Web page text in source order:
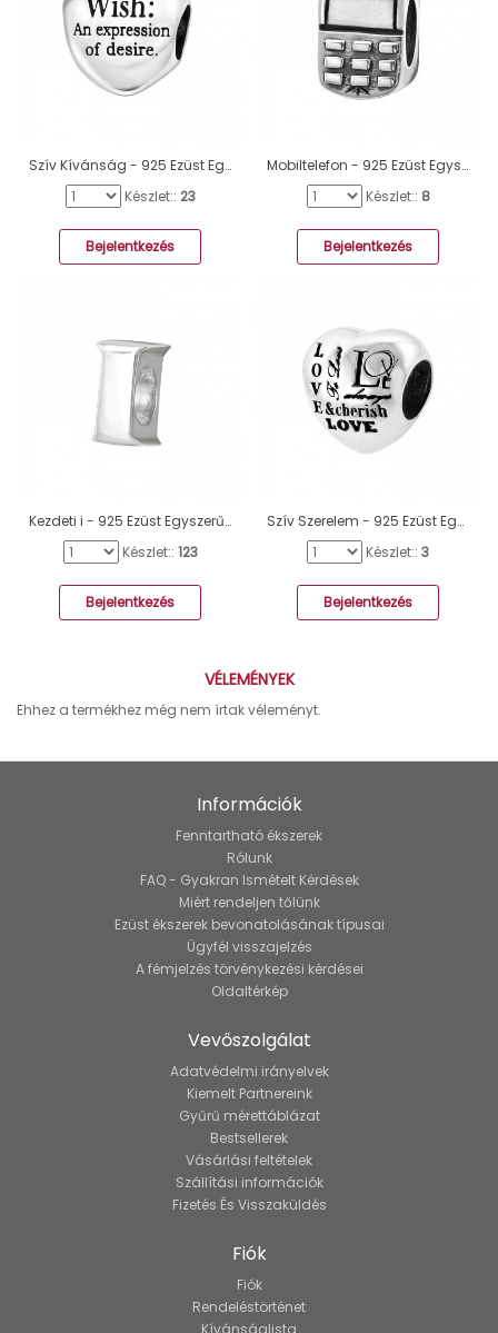
Szív Kívánság - 925 Ezüst Egyszerű charmok A4S12936
Készlet:: 23
Bejelentkezés
Mobiltelefon - 925 Ezüst Egyszerű charmok A4S5595
Készlet:: 8
Bejelentkezés
Kezdeti i - 925 Ezüst Egyszerű charmok A4S6522
Készlet:: 123
Bejelentkezés
Szív Szerelem - 925 Ezüst Egyszerű charmok A4S12933
Készlet:: 3
Bejelentkezés
VÉLEMÉNYEK
Ehhez a termékhez még nem írtak véleményt.
Információk
Fenntartható ékszerek
Rólunk
FAQ - Gyakran Ismételt Kérdések
Miért rendeljen tőlünk
Ezüst ékszerek bevonatolásának típusai
Ügyfél visszajelzés
A fémjelzés törvénykezési kérdései
Oldaltérkép
Vevőszolgálat
Adatvédelmi irányelvek
Kiemelt Partnereink
Gyűrű mérettáblázat
Bestsellerek
Vásárlási feltételek
Szállítási információk
Fizetés És Visszaküldés
Fiók
Fiók
Rendeléstörténet
Kívánságlista